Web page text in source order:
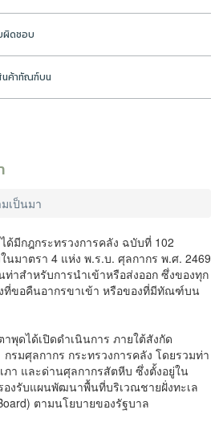
ผิดชอบ
นค้าทัณฑ์บน
เป็นมา
ด้มีกฎกระทรวงการคลัง ฉบับที่ 102
นมาตรา 4 แห่ง พ.ร.บ. ศุลกากร พ.ศ. 2469
าสำหรับการนำเข้าหรือส่งออก ซึ่งของทุก
ที่ขอคืนอากรขาเข้า หรือของที่มีทัณฑ์บน
พุดได้เปิดดำเนินการ ภายใต้สังกัด
รมศุลกากร กระทรวงการคลัง โดยรวมท่า
า และด่านศุลกากรสัตหีบ ซึ่งตั้งอยู่ใน
องรับแผนพัฒนาพื้นที่บริเวณชายฝั่งทะเล
ตามนโยบายของรัฐบาล